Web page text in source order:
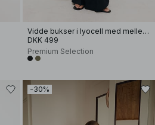
Vidde bukser i lyocell med mellemhøj talje
DKK 499
Premium Selection
-30%